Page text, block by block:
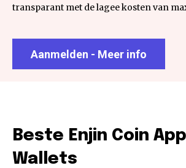
transparant met de lagee kosten van
Aanmelden - Meer info
Beste Enjin Coin
Wallets